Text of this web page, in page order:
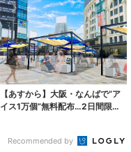
【あすから】大阪・なんばで“ア
イス1万個”無料配布…2日間限定
Recommended by